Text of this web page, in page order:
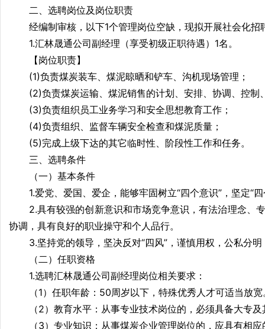
二、选聘岗位及岗位职责
经编制审核，以下1个管理岗位空缺，现拟开展社会化招
1.汇林晟通公司副经理（享受初级正职待遇）1名。
【岗位职责】
(1)负责煤炭装车、煤泥晾晒和铲车、沟机现场管理；
(2)负责煤炭运输、煤泥销售的计划、安排、协调、控
(3)负责组织员工业务学习和安全思想教育工作；
(4)负责组织、监督车辆安全检查和煤泥质量；
(5)完成上级下达的其它临时性、阶段性工作和任务。
三、选聘条件
（一）基本条件
1.爱党、爱国、爱企，能够牢固树立“四个意识”，坚定“
2.具有较强的创新意识和市场竞争意识，有法治理念、
协调，具有良好的职业操守和个人品行。
3.坚持党的领导，坚决反对“四风”，谨慎用权，公私分
（二）任职资格
1.选聘汇林晟通公司副经理岗位相关要求：
（1）任职年龄：50周岁以下，特殊优秀人才可适当放宽
（2）教育水平：从事专业技术岗位的，必须具备大专
（3）专业知识：从事煤炭企业管理岗位的，应具有相